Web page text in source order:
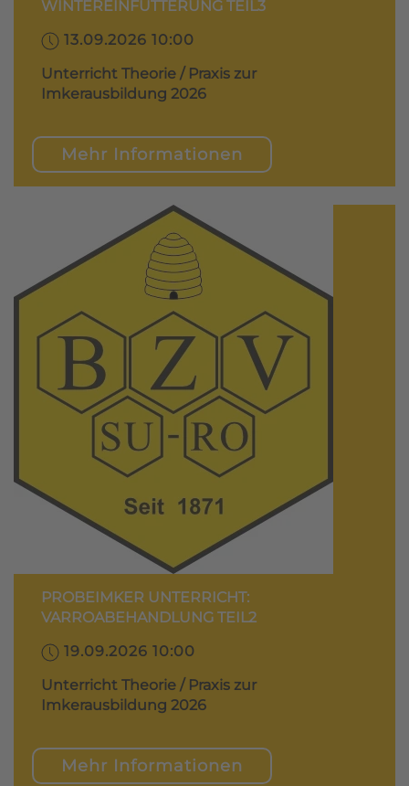
WINTEREINFÜTTERUNG TEIL3
13.09.2026 10:00
Unterricht Theorie / Praxis zur
Imkerausbildung 2026
Mehr Informationen
PROBEIMKER UNTERRICHT:
VARROABEHANDLUNG TEIL2
19.09.2026 10:00
Unterricht Theorie / Praxis zur
Imkerausbildung 2026
Mehr Informationen